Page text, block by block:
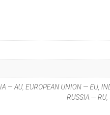
— AU, EUROPEAN UNION — EU,
RUSSIA — RU,